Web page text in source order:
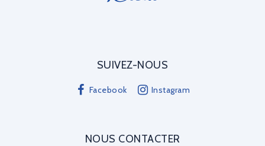
SUIVEZ-NOUS
Facebook Instagram
NOUS CONTACTER